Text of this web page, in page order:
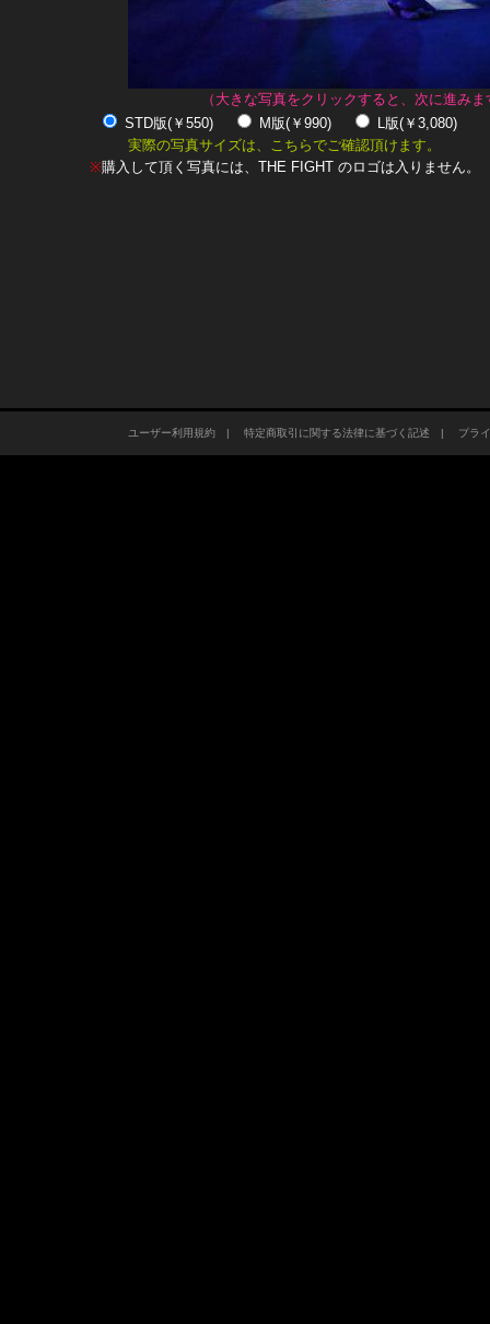
（大きな写真をクリックすると、次に進みま
STD版(￥550)
M版(￥990)
L版(￥3,080)
実際の写真サイズは、こちらでご確認頂けます。
※購入して頂く写真には、THE FIGHT のロゴは入りません。
ユーザー利用規約| 特定商取引に関する法律に基づく記述 | プラ